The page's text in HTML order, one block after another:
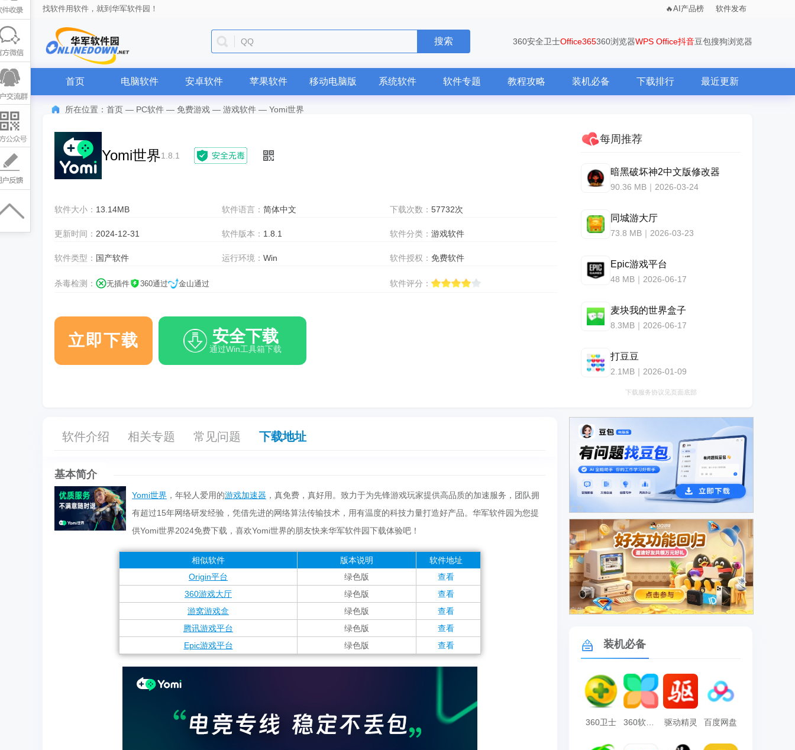
找软件用软件，就到华军软件园！ AI产品榜 软件发布
QQ 搜索 360安全卫士Office365360浏览器WPS Office抖音豆包搜狗浏览器
首页 电脑软件 安卓软件 苹果软件 移动电脑版 系统软件 软件专题 教程攻略 装机必备 下载排行 最近更新
所在位置： 首页 — PC软件 — 免费游戏 — 游戏软件 — Yomi世界
Yomi世界1.8.1
软件大小： 13.14MB 软件语言：简体中文 下载次数： 57732次
更新时间： 2024-12-31 软件版本： 1.8.1 软件分类： 游戏软件
软件类型： 国产软件 运行环境：Win 软件授权： 免费软件
杀毒检测： 无插件 360通过 金山通过 软件评分：
立即下载 安全下载
通过Win工具箱下载
每周推荐
暗黑破坏神2中文版修改器
90.36 MB｜2026-03-24
同城游大厅
73.8 MB｜2026-03-23
Epic游戏平台
48 MB｜2026-06-17
麦块我的世界盒子
8.3MB｜2026-06-17
打豆豆
2.1MB｜2026-01-09
下载服务协议见页面底部
软件介绍 相关专题 常见问题 下载地址
基本简介
Yomi世界 ，年轻人爱用的游戏加速器 ，真免费，真好用。致力于为先锋游戏玩家提供高品质的加速服务，团队拥
有超过15年网络研发经验，凭借先进的网络算法传输技术，用有温度的科技力量打造好产品。华军软件园为您提
供Yomi世界2024免费下载，喜欢Yomi世界的朋友快来华军软件园下载体验吧！
相似软件 版本说明
软件地址
Origin平台
绿色版
查看
360游戏大厅
绿色版
查看
游窝游戏盒
绿色版
查看
腾讯游戏平台
绿色版
查看
Epic游戏平台
绿色版 查看
广告
广告
装机必备
360卫士 360软件管家 驱动精灵 百度网盘